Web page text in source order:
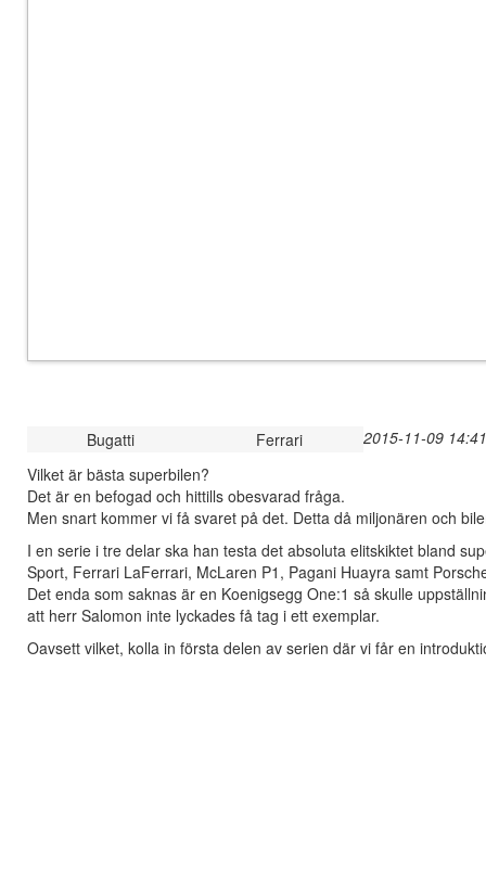
2015-11-09
Bugatti
Ferrari
Vilket är bästa superbilen?
Det är en befogad och hittills obesvarad fråga.
Men snart kommer vi få svaret på det. Detta då miljonären och
I en serie i tre delar ska han testa det absoluta elitskiktet bland
Sport, Ferrari LaFerrari, McLaren P1, Pagani Huayra samt
Det enda som saknas är en Koenigsegg One:1 så skulle
att herr Salomon inte lyckades få tag i ett exemplar.
Oavsett vilket, kolla in första delen av serien där vi får en